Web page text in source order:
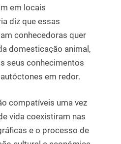
em locais
diz que essas
conhecedoras quer
domesticação animal,
seus conhecimentos
em redor.
compatíveis uma vez
vida coexistiram nas
e o processo de